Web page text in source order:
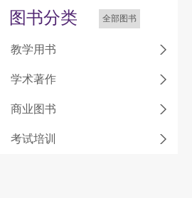
图书分类 全部图书
教学用书
学术著作
商业图书
考试培训